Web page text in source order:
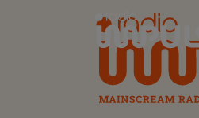
Radio Impuls